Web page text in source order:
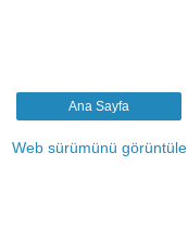
Ana Sayfa
Web sürümünü görüntüle